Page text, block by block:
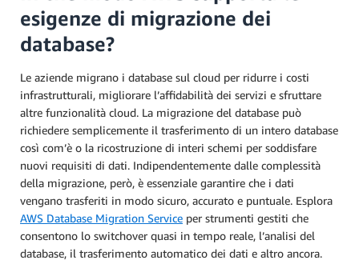
esigenze di migrazione dei
database?
Le aziende migrano i database sul cloud per ridurre i costi
infrastrutturali, migliorare l’affidabilità dei servizi e sfruttare
altre funzionalità cloud. La migrazione del database può
richiedere semplicemente il trasferimento di un intero database
così com’è o la ricostruzione di interi schemi per soddisfare
nuovi requisiti di dati. Indipendentemente dalle complessità
della migrazione, però, è essenziale garantire che i dati
vengano trasferiti in modo sicuro, accurato e puntuale. Esplora
AWS Database Migration Service per strumenti gestiti che
consentono lo switchover quasi in tempo reale, l’analisi del
database, il trasferimento automatico dei dati e altro ancora.